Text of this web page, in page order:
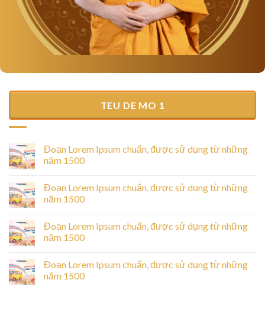
TEU DE MO 1
Đoạn Lorem Ipsum chuẩn, được sử dụng từ những
năm 1500
Đoạn Lorem Ipsum chuẩn, được sử dụng từ những
năm 1500
Đoạn Lorem Ipsum chuẩn, được sử dụng từ những
năm 1500
Đoạn Lorem Ipsum chuẩn, được sử dụng từ những
năm 1500